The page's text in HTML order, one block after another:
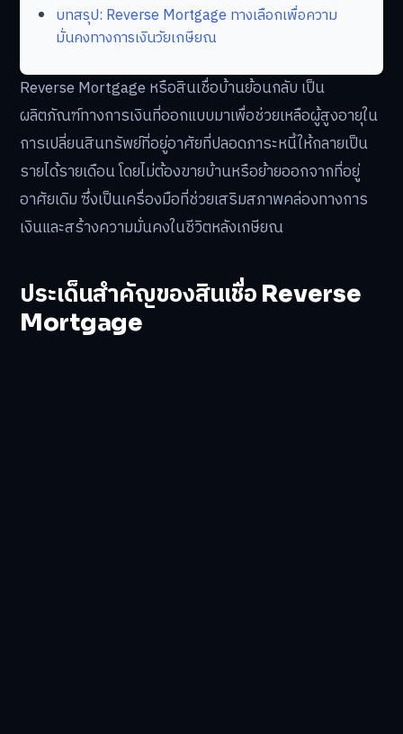
บทสรุป: Reverse Mortgage ทางเลือกเพื่อความ
มั่นคงทางการเงินวัยเกษียณ
Reverse Mortgage หรือสินเชื่อบ้านย้อนกลับ เป็น
ผลิตภัณฑ์ทางการเงินที่ออกแบบมาเพื่อช่วยเหลือผู้สูงอายุใน
การเปลี่ยนสินทรัพย์ที่อยู่อาศัยที่ปลอดภาระหนี้ให้กลายเป็น
รายได้รายเดือน โดยไม่ต้องขายบ้านหรือย้ายออกจากที่อยู่
อาศัยเดิม ซึ่งเป็นเครื่องมือที่ช่วยเสริมสภาพคล่องทางการ
เงินและสร้างความมั่นคงในชีวิตหลังเกษียณ
ประเด็นสำคัญของสินเชื่อ Reverse
Mortgage